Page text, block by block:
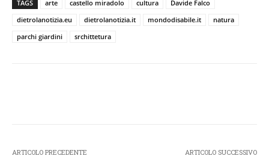
TAGS arte castello miradolo cultura
Davide Falco
dietrolanotizia.eu
dietrolanotizia.it mondodisabile.it
natura
parchi giardini
srchittetura
ARTICOLO PRECEDENTE
ARTICOLO SUCCESSIVO